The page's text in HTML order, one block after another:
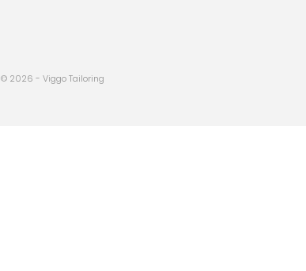
© 2026 - Viggo Tailoring